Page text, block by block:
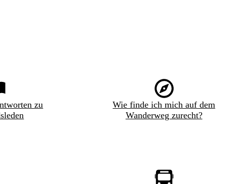
zu
Wie finde ich mich auf dem
Wanderweg zurecht?